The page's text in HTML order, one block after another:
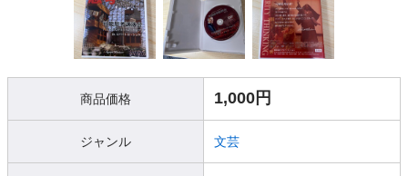
商品価格 1,000円
ジャンル 文芸